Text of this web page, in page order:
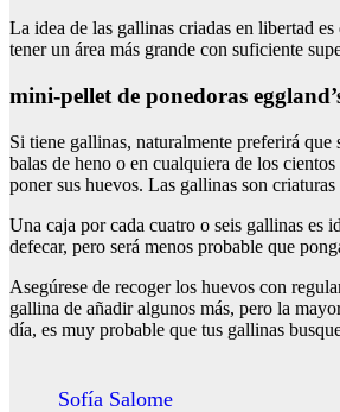
La idea de las gallinas criadas en libertad
tener un área más grande con suficiente
mini-pellet de ponedoras
Si tiene gallinas, naturalmente preferirá
balas de heno o en cualquiera de los
poner sus huevos. Las gallinas son
Una caja por cada cuatro o seis gallinas es
defecar, pero será menos probable que
Asegúrese de recoger los huevos con
gallina de añadir algunos más, pero la
día, es muy probable que tus gallinas
Sofía Salome